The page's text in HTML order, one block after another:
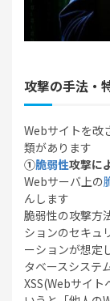
攻撃の手法・
Webサイトを改
類があります
①脆弱性攻撃に
Webサーバ上の
んします
脆弱性の攻撃方
ションのセキュ
ーションが想定
タベースシステ
XSS(Webサイ